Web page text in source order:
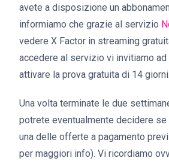
avete a disposizione un
informiamo che grazie al servizio
vedere X Factor in streaming
accedere al servizio vi invitiamo
attivare la prova gratuita di 14 giorni.
Una volta terminate le due
potrete eventualmente decidere se
una delle offerte a pagamento
per maggiori info). Vi ricordiamo